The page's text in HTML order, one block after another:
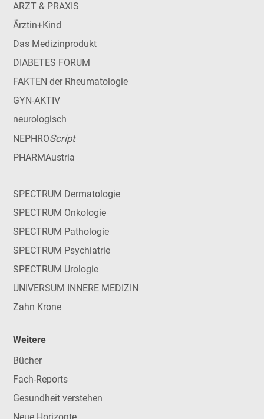
ARZT & PRAXIS
Ärztin+Kind
Das Medizinprodukt
DIABETES FORUM
FAKTEN der Rheumatologie
GYN-AKTIV
neurologisch
NEPHROScript
PHARMAustria
SPECTRUM Dermatologie
SPECTRUM Onkologie
SPECTRUM Pathologie
SPECTRUM Psychiatrie
SPECTRUM Urologie
UNIVERSUM INNERE MEDIZIN
Zahn Krone
Weitere
Bücher
Fach-Reports
Gesundheit verstehen